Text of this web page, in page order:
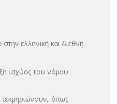
ελληνική και διεθνή
ισχύος του νόμου
τεκμηριώνουν, όπως